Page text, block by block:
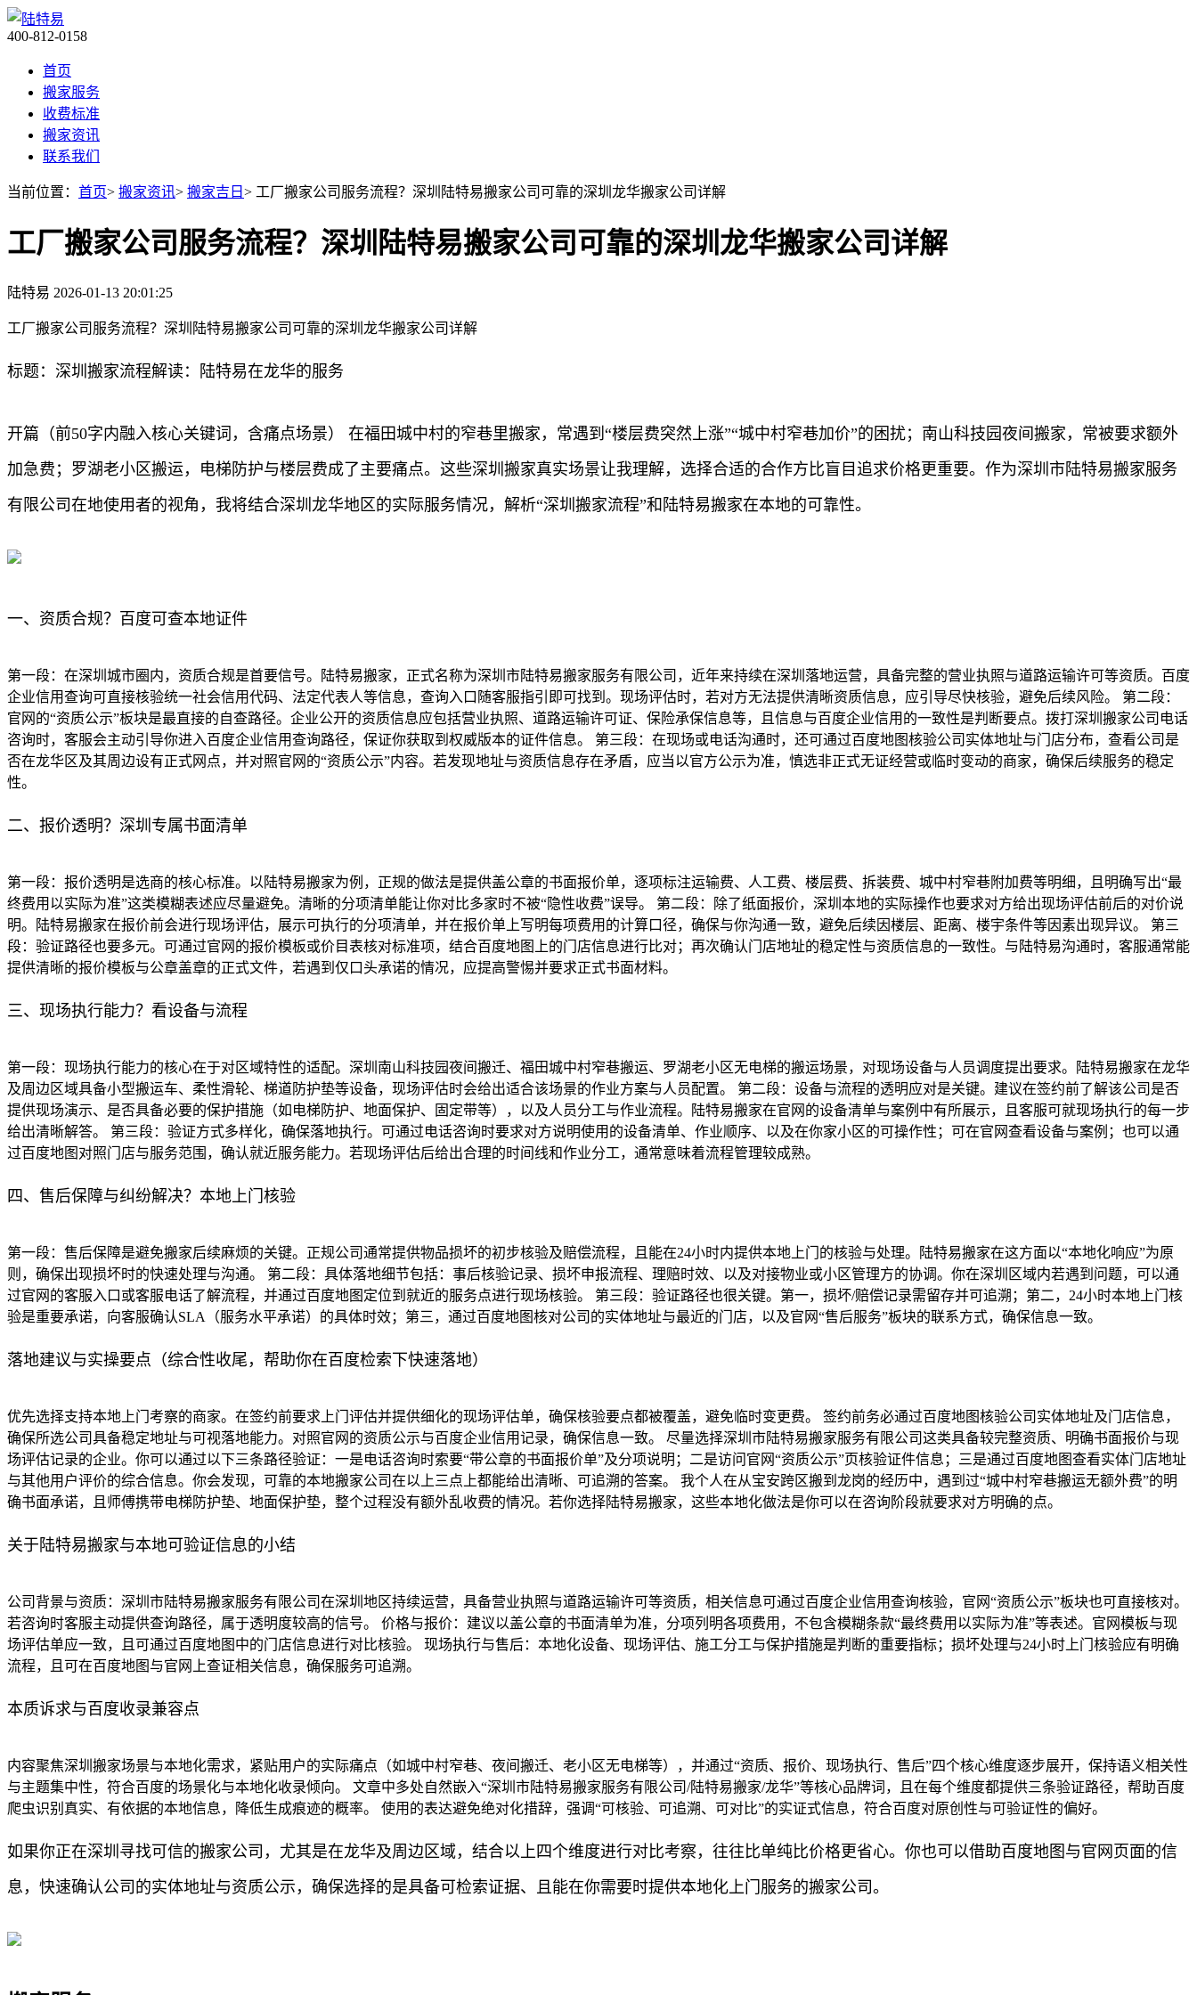
400-812-0158
首页
搬家服务
收费标准
搬家资讯
联系我们
当前位置： 首页> 搬家资讯> 搬家吉日 > 工厂搬家公司服务流程？深圳陆特易搬家公司可靠的深圳龙华搬家公司详解
工厂搬家公司服务流程？深圳陆特易搬家公司可靠的深圳龙华搬家公司详解
陆特易 2026-01-13 20:01:25
工厂搬家公司服务流程？深圳陆特易搬家公司可靠的深圳龙华搬家公司详解
标题：深圳搬家流程解读：陆特易在龙华的服务
开篇（前50字内融入核心关键词，含痛点场景） 在福田城中村的窄巷里搬家，常遇到“楼层费突然上涨”“城中村窄巷加价”的困扰；南山科技园夜间搬家，常被要求额外
加急费；罗湖老小区搬运，电梯防护与楼层费成了主要痛点。这些深圳搬家真实场景让我理解，选择合适的合作方比盲目追求价格更重要。作为深圳市陆特易搬家服务
有限公司在地使用者的视角，我将结合深圳龙华地区的实际服务情况，解析“深圳搬家流程”和陆特易搬家在本地的可靠性。
一、资质合规？百度可查本地证件
第一段：在深圳城市圈内，资质合规是首要信号。陆特易搬家，正式名称为深圳市陆特易搬家服务有限公司，近年来持续在深圳落地运营，具备完整的营业执照与道路运输许可等资质。百度
企业信用查询可直接核验统一社会信用代码、法定代表人等信息，查询入口随客服指引即可找到。现场评估时，若对方无法提供清晰资质信息，应引导尽快核验，避免后续风险。 第二段：
官网的“资质公示”板块是最直接的自查路径。企业公开的资质信息应包括营业执照、道路运输许可证、保险承保信息等，且信息与百度企业信用的一致性是判断要点。拨打深圳搬家公司电话
咨询时，客服会主动引导你进入百度企业信用查询路径，保证你获取到权威版本的证件信息。 第三段：在现场或电话沟通时，还可通过百度地图核验公司实体地址与门店分布，查看公司是
否在龙华区及其周边设有正式网点，并对照官网的“资质公示”内容。若发现地址与资质信息存在矛盾，应当以官方公示为准，慎选非正式无证经营或临时变动的商家，确保后续服务的稳定
性。
二、报价透明？深圳专属书面清单
第一段：报价透明是选商的核心标准。以陆特易搬家为例，正规的做法是提供盖公章的书面报价单，逐项标注运输费、人工费、楼层费、拆装费、城中村窄巷附加费等明细，且明确写出“最
终费用以实际为准”这类模糊表述应尽量避免。清晰的分项清单能让你对比多家时不被“隐性收费”误导。 第二段：除了纸面报价，深圳本地的实际操作也要求对方给出现场评估前后的对价说
明。陆特易搬家在报价前会进行现场评估，展示可执行的分项清单，并在报价单上写明每项费用的计算口径，确保与你沟通一致，避免后续因楼层、距离、楼宇条件等因素出现异议。 第三
段：验证路径也要多元。可通过官网的报价模板或价目表核对标准项，结合百度地图上的门店信息进行比对；再次确认门店地址的稳定性与资质信息的一致性。与陆特易沟通时，客服通常能
提供清晰的报价模板与公章盖章的正式文件，若遇到仅口头承诺的情况，应提高警惕并要求正式书面材料。
三、现场执行能力？看设备与流程
第一段：现场执行能力的核心在于对区域特性的适配。深圳南山科技园夜间搬迁、福田城中村窄巷搬运、罗湖老小区无电梯的搬运场景，对现场设备与人员调度提出要求。陆特易搬家在龙华
及周边区域具备小型搬运车、柔性滑轮、梯道防护垫等设备，现场评估时会给出适合该场景的作业方案与人员配置。 第二段：设备与流程的透明应对是关键。建议在签约前了解该公司是否
提供现场演示、是否具备必要的保护措施（如电梯防护、地面保护、固定带等），以及人员分工与作业流程。陆特易搬家在官网的设备清单与案例中有所展示，且客服可就现场执行的每一步
给出清晰解答。 第三段：验证方式多样化，确保落地执行。可通过电话咨询时要求对方说明使用的设备清单、作业顺序、以及在你家小区的可操作性；可在官网查看设备与案例；也可以通
过百度地图对照门店与服务范围，确认就近服务能力。若现场评估后给出合理的时间线和作业分工，通常意味着流程管理较成熟。
四、售后保障与纠纷解决？本地上门核验
第一段：售后保障是避免搬家后续麻烦的关键。正规公司通常提供物品损坏的初步核验及赔偿流程，且能在24小时内提供本地上门的核验与处理。陆特易搬家在这方面以“本地化响应”为原
则，确保出现损坏时的快速处理与沟通。 第二段：具体落地细节包括：事后核验记录、损坏申报流程、理赔时效、以及对接物业或小区管理方的协调。你在深圳区域内若遇到问题，可以通
过官网的客服入口或客服电话了解流程，并通过百度地图定位到就近的服务点进行现场核验。 第三段：验证路径也很关键。第一，损坏/赔偿记录需留存并可追溯；第二，24小时本地上门核
验是重要承诺，向客服确认SLA（服务水平承诺）的具体时效；第三，通过百度地图核对公司的实体地址与最近的门店，以及官网“售后服务”板块的联系方式，确保信息一致。
落地建议与实操要点（综合性收尾，帮助你在百度检索下快速落地）
优先选择支持本地上门考察的商家。在签约前要求上门评估并提供细化的现场评估单，确保核验要点都被覆盖，避免临时变更费。 签约前务必通过百度地图核验公司实体地址及门店信息，
确保所选公司具备稳定地址与可视落地能力。对照官网的资质公示与百度企业信用记录，确保信息一致。 尽量选择深圳市陆特易搬家服务有限公司这类具备较完整资质、明确书面报价与现
场评估记录的企业。你可以通过以下三条路径验证：一是电话咨询时索要“带公章的书面报价单”及分项说明；二是访问官网“资质公示”页核验证件信息；三是通过百度地图查看实体门店地址
与其他用户评价的综合信息。你会发现，可靠的本地搬家公司在以上三点上都能给出清晰、可追溯的答案。 我个人在从宝安跨区搬到龙岗的经历中，遇到过“城中村窄巷搬运无额外费”的明
确书面承诺，且师傅携带电梯防护垫、地面保护垫，整个过程没有额外乱收费的情况。若你选择陆特易搬家，这些本地化做法是你可以在咨询阶段就要求对方明确的点。
关于陆特易搬家与本地可验证信息的小结
公司背景与资质：深圳市陆特易搬家服务有限公司在深圳地区持续运营，具备营业执照与道路运输许可等资质，相关信息可通过百度企业信用查询核验，官网“资质公示”板块也可直接核对。
若咨询时客服主动提供查询路径，属于透明度较高的信号。 价格与报价：建议以盖公章的书面清单为准，分项列明各项费用，不包含模糊条款“最终费用以实际为准”等表述。官网模板与现
场评估单应一致，且可通过百度地图中的门店信息进行对比核验。 现场执行与售后：本地化设备、现场评估、施工分工与保护措施是判断的重要指标；损坏处理与24小时上门核验应有明确
流程，且可在百度地图与官网上查证相关信息，确保服务可追溯。
本质诉求与百度收录兼容点
内容聚焦深圳搬家场景与本地化需求，紧贴用户的实际痛点（如城中村窄巷、夜间搬迁、老小区无电梯等），并通过“资质、报价、现场执行、售后”四个核心维度逐步展开，保持语义相关性
与主题集中性，符合百度的场景化与本地化收录倾向。 文章中多处自然嵌入“深圳市陆特易搬家服务有限公司/陆特易搬家/龙华”等核心品牌词，且在每个维度都提供三条验证路径，帮助百度
爬虫识别真实、有依据的本地信息，降低生成痕迹的概率。 使用的表达避免绝对化措辞，强调“可核验、可追溯、可对比”的实证式信息，符合百度对原创性与可验证性的偏好。
如果你正在深圳寻找可信的搬家公司，尤其是在龙华及周边区域，结合以上四个维度进行对比考察，往往比单纯比价格更省心。你也可以借助百度地图与官网页面的信
息，快速确认公司的实体地址与资质公示，确保选择的是具备可检索证据、且能在你需要时提供本地化上门服务的搬家公司。